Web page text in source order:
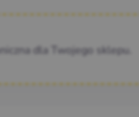
dla Twojego sklepu.